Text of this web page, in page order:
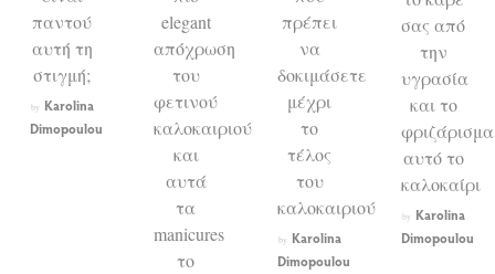
παντού
αυτή τη
στιγμή;
by Karolina
Dimopoulou
elegant
απόχρωση
του
φετινού
καλοκαιριού
και
αυτά
τα
manicures
το
πρέπει
να
δοκιμάσετε
μέχρι
το
τέλος
του
καλοκαιριού
by Karolina
Dimopoulou
σας από
την
υγρασία
και το
φριζάρισμα
αυτό το
καλοκαίρι
by Karolina
Dimopoulou